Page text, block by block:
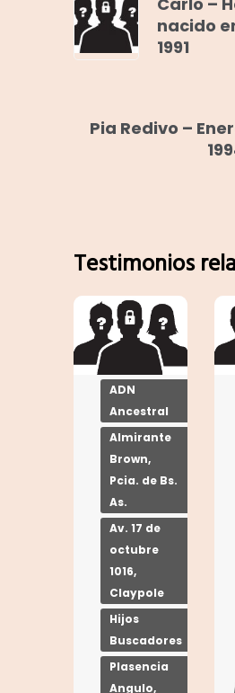
nacido
1991
Pia Redivo –
Testimonios
ADN
Ancestral
Almirante
Brown,
Pcia. de Bs.
As.
Av. 17 de
octubre
1016,
Claypole
Hijos
Buscadores
Plasencia
Angulo,